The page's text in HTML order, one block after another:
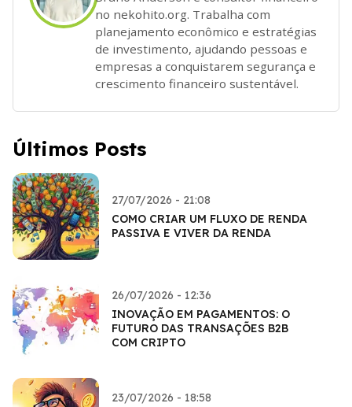
no nekohito.org. Trabalha com
planejamento econômico e estratégias
de investimento, ajudando pessoas e
empresas a conquistarem segurança e
crescimento financeiro sustentável.
Últimos Posts
27/07/2026 - 21:08
COMO CRIAR UM FLUXO DE RENDA
PASSIVA E VIVER DA RENDA
26/07/2026 - 12:36
INOVAÇÃO EM PAGAMENTOS: O
FUTURO DAS TRANSAÇÕES B2B
COM CRIPTO
23/07/2026 - 18:58